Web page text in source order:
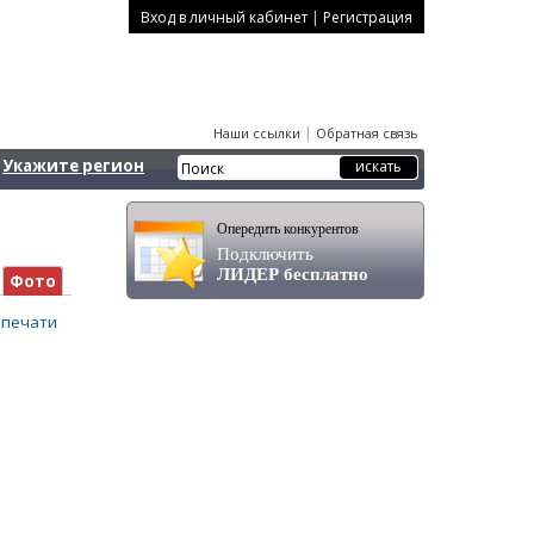
Вход в личный кабинет | Регистрация
Наши ссылки | Обратная связь
Укажите регион
Фото
Опередить конкурентов
Подключить
ЛИДЕР бесплатно